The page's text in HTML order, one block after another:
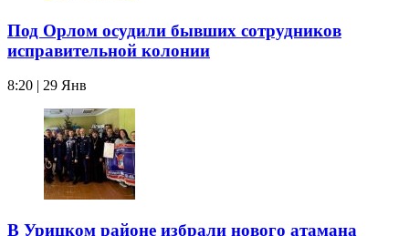
Под Орлом осудили бывших сотрудников
исправительной колонии
8:20 | 29 Янв
В Урицком районе избрали нового атамана